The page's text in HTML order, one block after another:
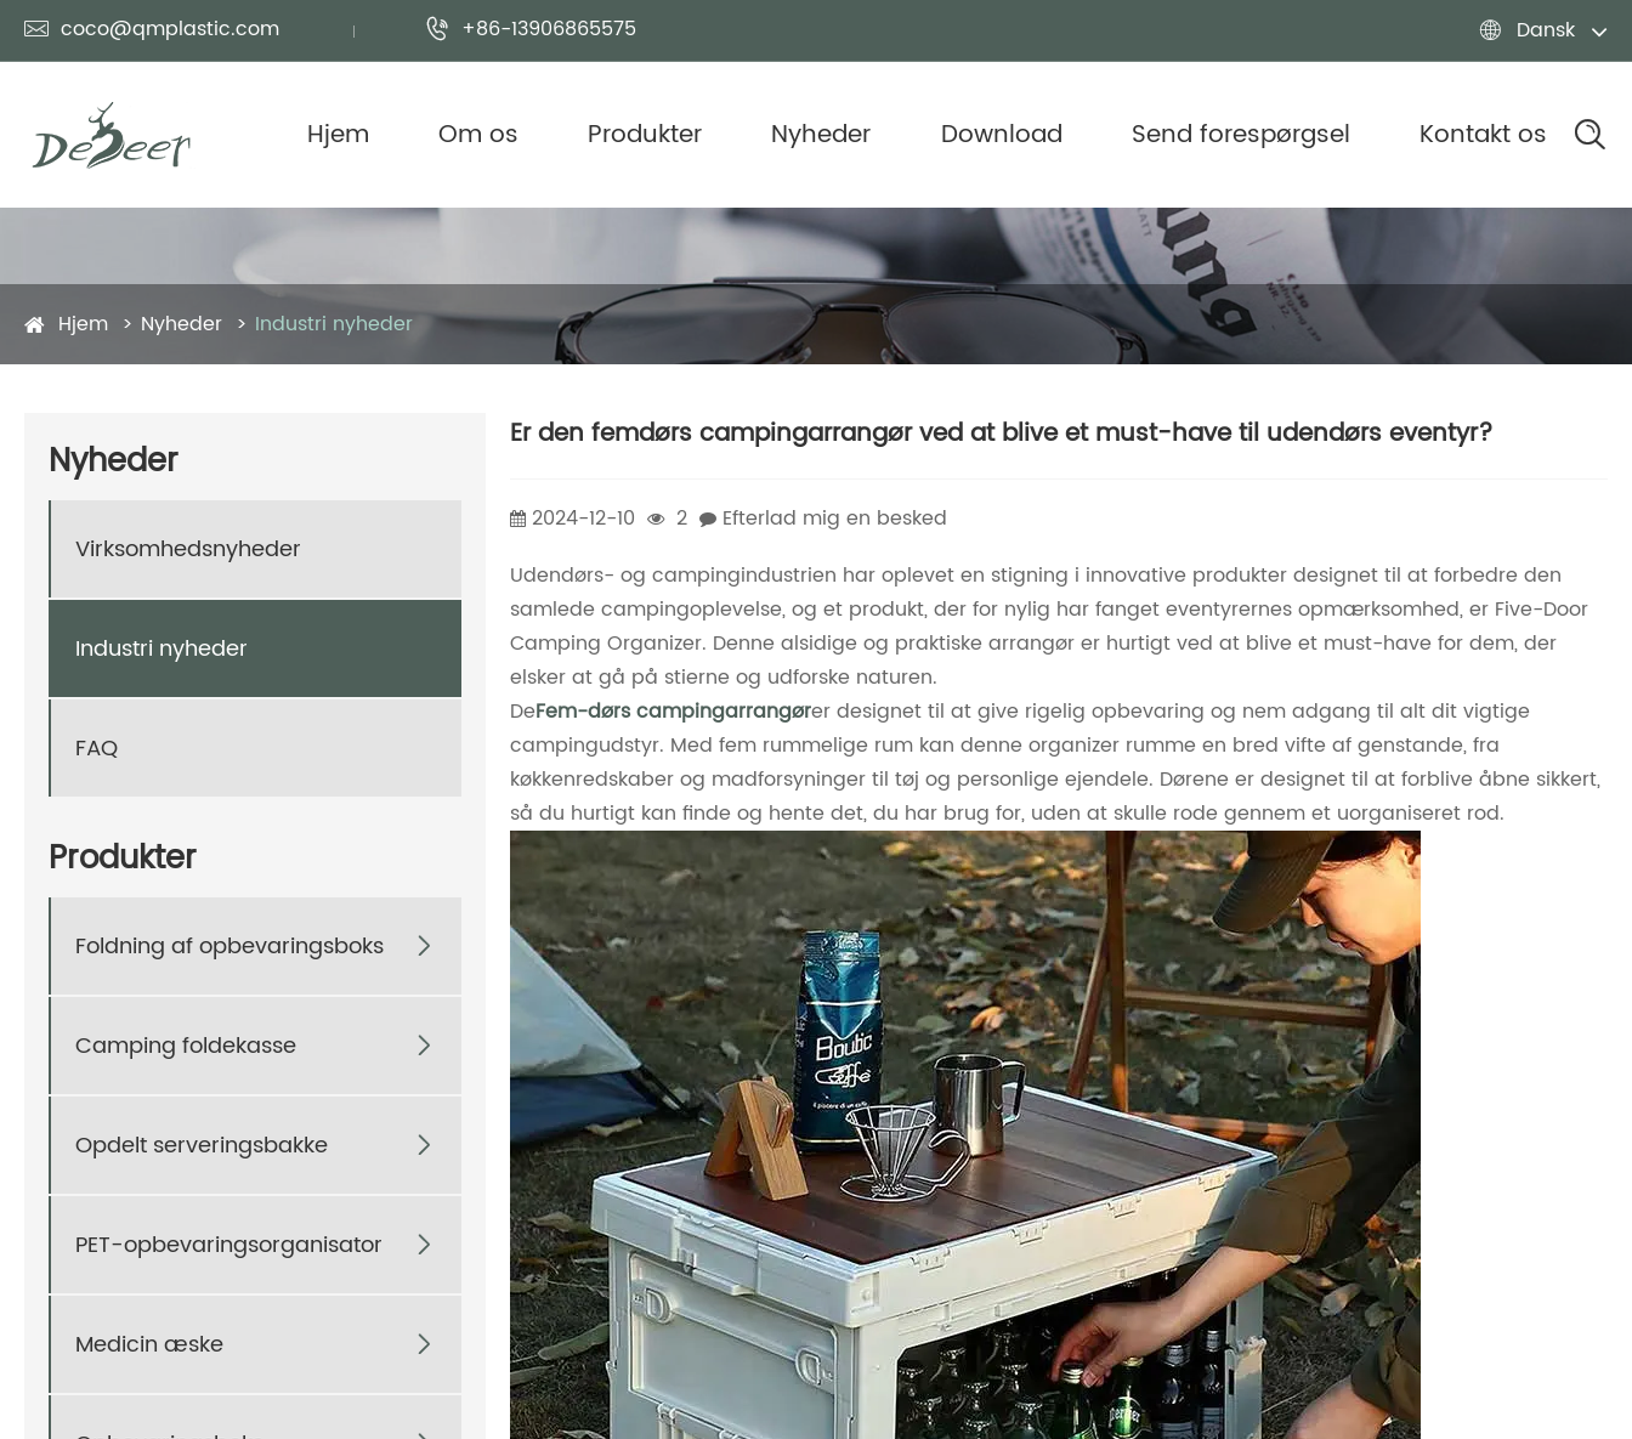
 coco@qmplastic.com  +86-13906865575  Dansk
Hjem Om os Produkter Nyheder Download Send forespørgsel Kontakt os
Hjem Nyheder Industri nyheder
Nyheder
Virksomhedsnyheder
Industri nyheder
FAQ
Produkter
Foldning af opbevaringsboks 
Camping foldekasse 
Opdelt serveringsbakke 
PET-opbevaringsorganisator 
Medicin æske 
Er den femdørs campingarrangør ved at blive et must-have til udendørs eventyr?
2024-12-10 2
Efterlad mig en besked
Udendørs- og campingindustrien har oplevet en stigning i innovative produkter designet til at forbedre den
samlede campingoplevelse, og et produkt, der for nylig har fanget eventyrernes opmærksomhed, er Five-Door
Camping Organizer. Denne alsidige og praktiske arrangør er hurtigt ved at blive et must-have for dem, der
elsker at gå på stierne og udforske naturen.
DeFem-dørs campingarrangører designet til at give rigelig opbevaring og nem adgang til alt dit vigtige
campingudstyr. Med fem rummelige rum kan denne organizer rumme en bred vifte af genstande, fra
køkkenredskaber og madforsyninger til tøj og personlige ejendele. Dørene er designet til at forblive åbne sikkert,
så du hurtigt kan finde og hente det, du har brug for, uden at skulle rode gennem et uorganiseret rod.